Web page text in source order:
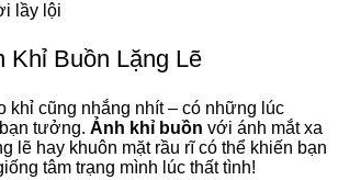
lầy lội
Khỉ Buồn Lặng Lẽ
khỉ cũng nhắng nhít – có những lúc
tưởng. Ảnh khỉ buồn với ánh mắt xa
lẽ hay khuôn mặt rầu rĩ có thể khiến bạn
tâm trạng mình lúc thất tình!